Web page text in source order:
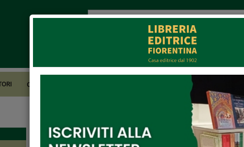
CASA EDITRICE COLLABORAZIONI
Michele Buono